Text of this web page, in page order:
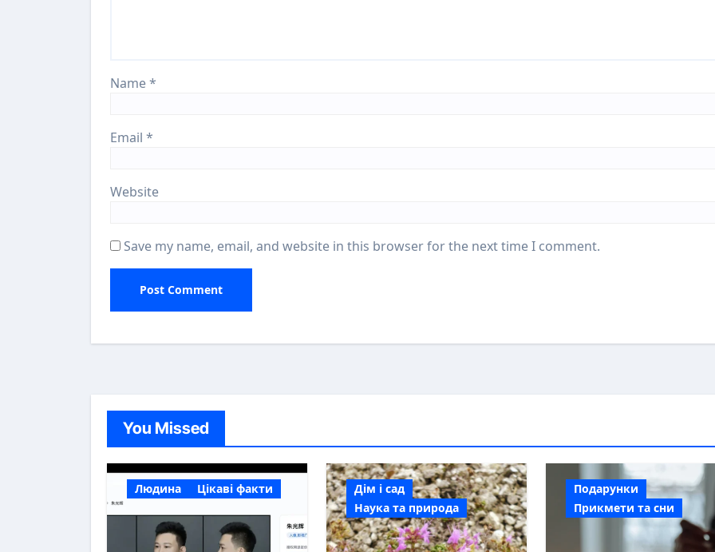
Name*
Email *
Website
Save my name, email, and website in this browser for the next time I comment.
You Missed
Людина Цікаві факти
Дім і сад
Наука та природа
Подарунки
Прикмети та сни